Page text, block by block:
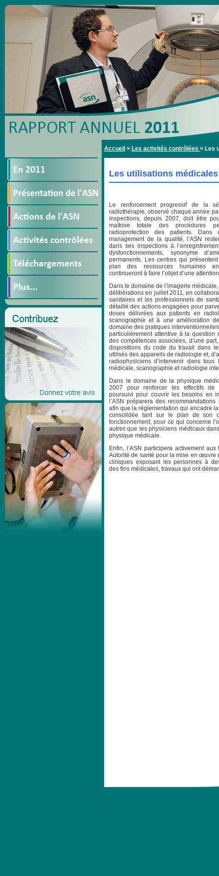
Accueil > Les activités contrôlées > Les
Les utilisations
Le renforcement progressif de la
radiothérapie, observé chaque année
inspections, depuis 2007, doit être
maîtrise totale des procédures
radioprotection des patients.
management de la qualité, l’ASN
dans ses inspections à
dysfonctionnements, synonyme
permanents. Les centres qui
plan des ressources humaines
continueront à faire l’objet d’une
Dans le domaine de l’imagerie
délibérations en juillet 2011, en
sanitaires et les professionnels de
détaillé des actions engagées pour
doses délivrées aux patients en
scanographie et à une amélioration
domaine des pratiques
particulièrement attentive à la question
des compétences associées, d’une
dispositions du code du travail dans
utilisés des appareils de radiologie et,
radiophysiciens d’intervenir dans
médicale, scanographie et radiologie
Dans le domaine de la physique
2007 pour renforcer les effectifs de
poursuivi pour couvrir les besoins en
l’ASN préparera des
afin que la réglementation qui encadre
consolidée tant sur le plan de son
fonctionnement, pour ce qui concerne
autres que les physiciens médicaux
physique médicale.
Enfin, l’ASN participera activement
Autorité de santé pour la mise en œuvre
cliniques exposant les personnes à
des fins médicales, travaux qui ont